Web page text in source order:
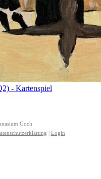
- Kartenspiel
Goch
Login